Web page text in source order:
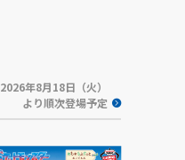
2026年8月18日（火）
より順次登場予定